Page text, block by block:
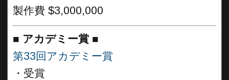
製作費 $3,000,000
■ アカデミー賞 ■
第33回アカデミー賞
・受賞